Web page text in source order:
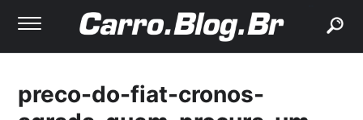
preco-do-fiat-cronos-